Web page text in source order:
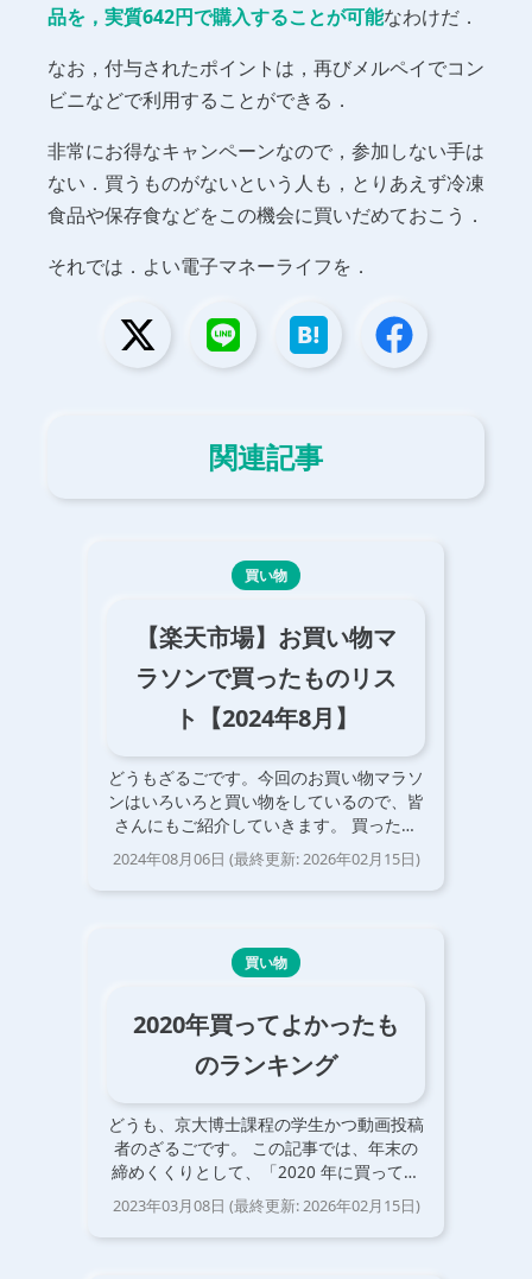
品を，実質642円で購入することが可能なわけだ．
なお，付与されたポイントは，再びメルペイでコン
ビニなどで利用することができる．
非常にお得なキャンペーンなので，参加しない手は
ない．買うものがないという人も，とりあえず冷凍
食品や保存食などをこの機会に買いだめておこう．
それでは．よい電子マネーライフを．
関連記事
買い物
【楽天市場】お買い物マ
ラソンで買ったものリス
ト【2024年8月】
どうもざるごです。今回のお買い物マラソ
ンはいろいろと買い物をしているので、皆
さんにもご紹介していきます。 買ったも
の Thalia Capo ギターのとても音が良くて
かっこいいカポ ふるさと納税の無洗米 コ
スパがよさそうだったので ミックス…
2024年08月06日 (最終更新:2026年02月15日)
買い物
2020年買ってよかったも
のランキング
どうも、京大博士課程の学生かつ動画投稿
者のざるごです。 この記事では、年末の
締めくくりとして、「2020 年に買って生
活の質が向上したもの」を、家電編、家
具・雑貨編に分けて、ランキング形式でま
とめていきます。 家電編 1 位 時短家電 3
2023年03月08日 (最終更新:2026年02月15日)